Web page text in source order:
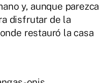
y, aunque parezca
disfrutar de la
restauró la casa